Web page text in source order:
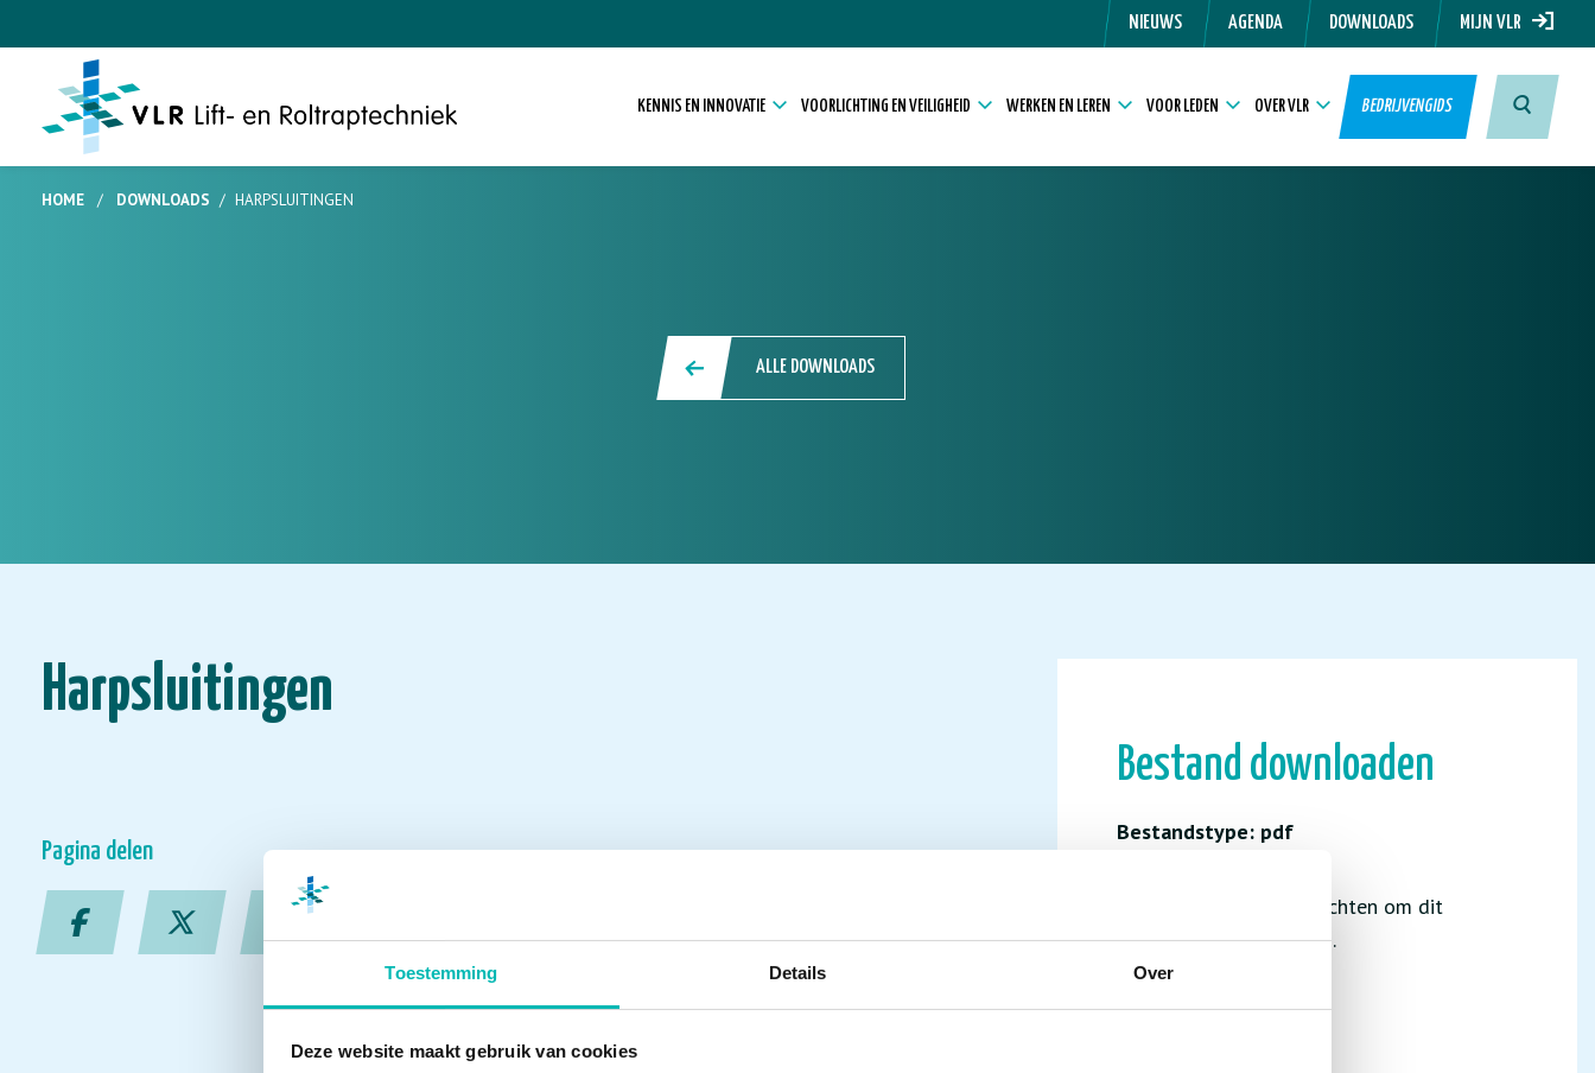
Toestemming Details Over
Deze website maakt gebruik van cookies
NIEUWS AGENDA DOWNLOADS MIJN VLR
KENNIS EN INNOVATIE VOORLICHTING EN VEILIGHEID WERKEN EN LEREN VOOR LEDEN OVER VLR BEDRIJVENGIDS
HOME / DOWNLOADS / HARPSLUITINGEN
ALLE DOWNLOADS
Harpsluitingen
Pagina delen
Bestand downloaden
Bestandstype: pdf
Je hebt niet de juiste rechten om dit
bestand te downloaden.